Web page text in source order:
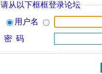
请从以下框框登录论坛
用户名
密 码